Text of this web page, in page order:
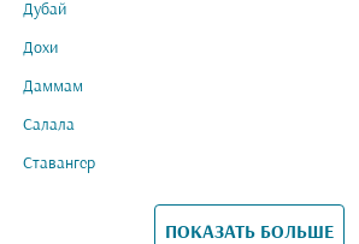
Дубай
Дохи
Даммам
Салала
Ставангер
ПОКАЗАТЬ БОЛЬШЕ